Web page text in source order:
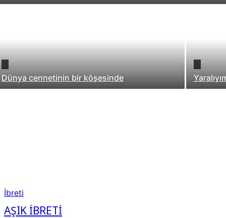
Dünya cennetinin bir köşesinde
İbreti
AŞIK İBRETİ